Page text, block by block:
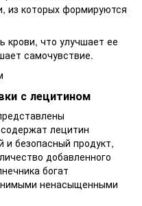
из которых формируются
крови, что улучшает ее
самочувствие.
с лецитином
лецитин
и безопасный продукт,
добавленного
богат
ненасыщенными